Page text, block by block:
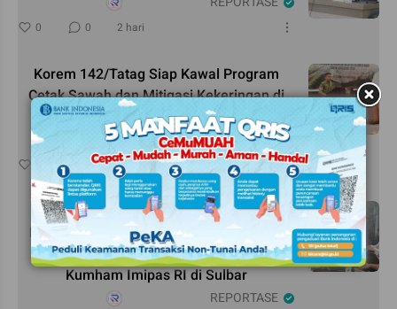
0 0 2 hari
Korem 142/Tatag Siap Kawal Program
Cetak Sawah dan Mitigasi Kekeringan di
Sulbar
REPORTASE
0 6/08/2026
Penguatan Layanan Kesehatan
Penyandang Disabilitas dan Lansia Jadi
Topik Utama Kedatangan Kemenko
Kumham Imipas RI di Sulbar
REPORTASE